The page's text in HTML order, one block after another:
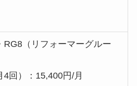
RG8（リフォーマーグルー
4回）：15,400円/月